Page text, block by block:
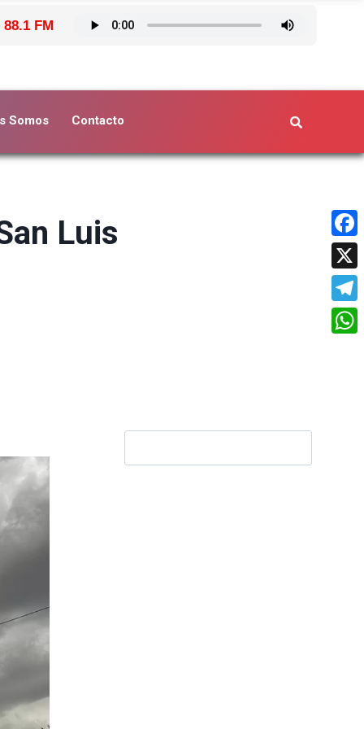
88.1 FM
Somos Contacto
Luis
X